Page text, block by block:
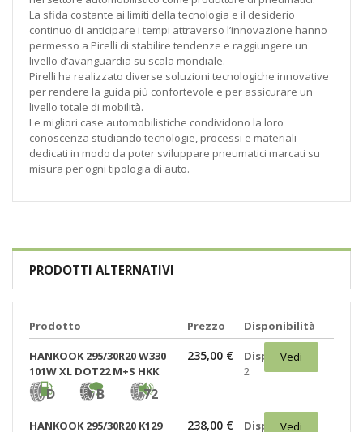
La sfida costante ai limiti della tecnologia e il desiderio
continuo di anticipare i tempi attraverso l’innovazione hanno
permesso a Pirelli di stabilire tendenze e raggiungere un
livello d’avanguardia su scala mondiale.
Pirelli ha realizzato diverse soluzioni tecnologiche innovative
per rendere la guida più confortevole e per assicurare un
livello totale di mobilità.
Le migliori case automobilistiche condividono la loro
conoscenza studiando tecnologie, processi e materiali
dedicati in modo da poter sviluppare pneumatici marcati su
misura per ogni tipologia di auto.
PRODOTTI ALTERNATIVI
Prodotto Prezzo Disponibilità
HANKOOK 295/30R20 W330
101W XL DOT22 M+S HKK
D B 72
235,00 €
Disponibili:
2
Vedi
HANKOOK 295/30R20 K129
238,00 €
Disponibili:
Vedi